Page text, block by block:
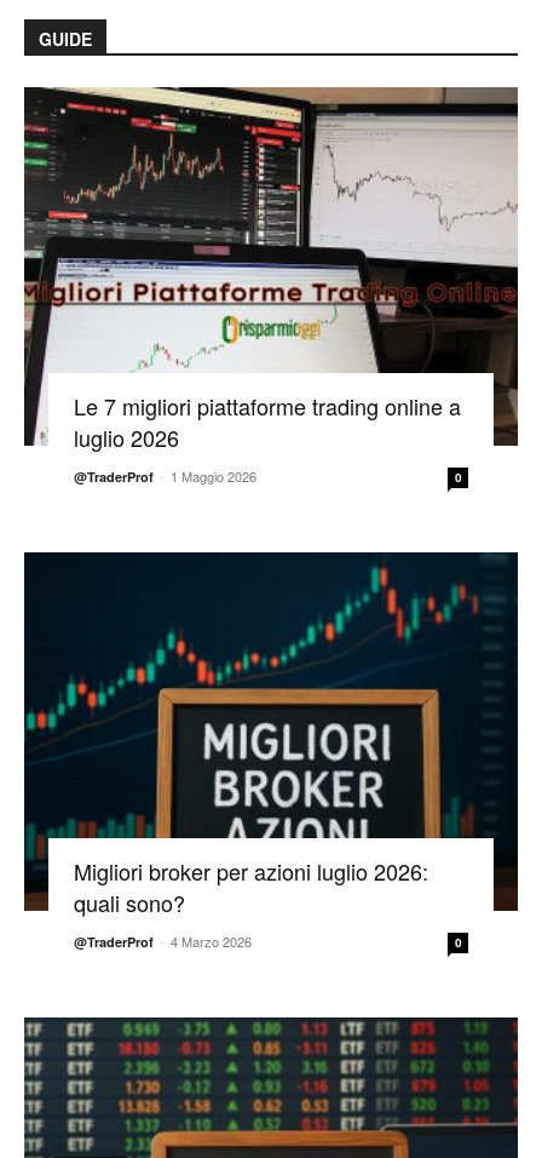
GUIDE
Le 7 migliori piattaforme trading online a
luglio 2026
@TraderProf - 1 Maggio 2026 0
Migliori broker per azioni luglio 2026:
quali sono?
@TraderProf - 4 Marzo 2026 0